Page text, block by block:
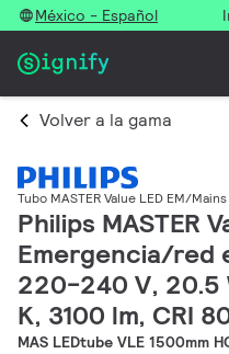
México - Español
Volver a la gama
Tubo MASTER Value LED EM/
Philips MASTER
Emergencia/red
220-240 V, 20.5
K, 3100 lm, CRI
MAS LEDtube VLE 1500mm